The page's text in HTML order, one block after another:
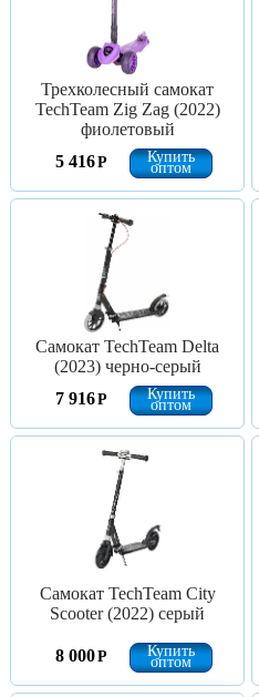
Трехколесный самокат
TechTeam Zig Zag (2022)
фиолетовый
5 416Р Купить
оптом
Самокат TechTeam Delta
(2023) черно-серый
7 916Р Купить
оптом
Самокат TechTeam City
Scooter (2022) серый
8 000Р Купить
оптом